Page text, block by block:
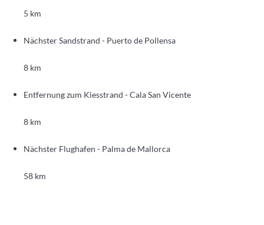
5 km
Nächster Sandstrand - Puerto de Pollensa
8 km
Entfernung zum Kiesstrand - Cala San Vicente
8 km
Nächster Flughafen - Palma de Mallorca
58 km